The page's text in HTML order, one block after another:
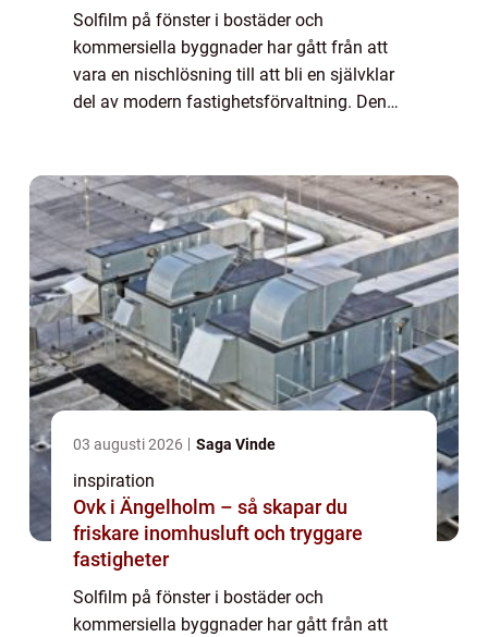
Solfilm på fönster i bostäder och
kommersiella byggnader har gått från att
vara en nischlösning till att bli en självklar
del av modern fastighetsförvaltning. Den
03 augusti 2026 Saga Vinde
inspiration
Ovk i Ängelholm – så skapar du
friskare inomhusluft och tryggare
fastigheter
Solfilm på fönster i bostäder och
kommersiella byggnader har gått från att